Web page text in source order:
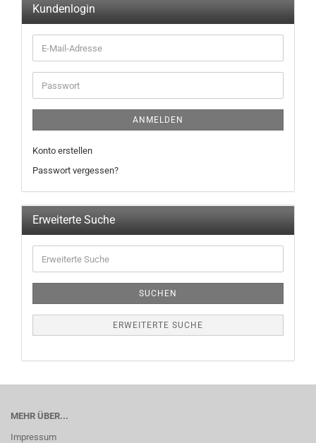
Kundenlogin
ANMELDEN
Konto erstellen
Passwort vergessen?
Erweiterte Suche
SUCHEN
ERWEITERTE SUCHE
MEHR ÜBER...
Impressum